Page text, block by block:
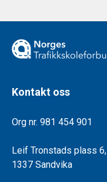
Kontakt oss
Org nr. 981 454 901
Leif Tronstads plass 6,
1337 Sandvika